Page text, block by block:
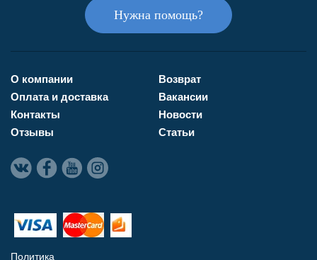
Нужна помощь?
О компании
Оплата и доставка
Контакты
Отзывы
Возврат
Вакансии
Новости
Статьи
Политика